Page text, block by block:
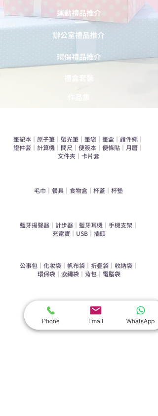
運動禮品推介
辦公室禮品推介
環保禮品推介
禮盒套裝
筆記本 ｜ 原子筆 ｜ 螢光筆 ｜ 筆袋 ｜ 筆盒 ｜ 證件繩 ｜
證件套 ｜ 計算機 ｜ 間尺 ｜ 便簽本 ｜ 便條貼 ｜ 月曆 ｜
文件夾 ｜ 卡片套
​毛巾 ｜ 餐具 ｜ 食物盒 ｜ 杯蓋 ｜ 杯墊
​藍牙揚聲器 ｜ 計步器 ｜ 藍牙耳機 ｜ 手機支架 ｜
充電寶 ｜ USB ｜ 插頭
公事包｜ 化妝袋｜ 帆布袋｜ 折疊袋｜ 收納袋｜
環保袋｜ 索繩袋｜ 背包｜ 電腦袋
陶瓷杯｜ 折疊杯｜
Phone Email WhatsApp